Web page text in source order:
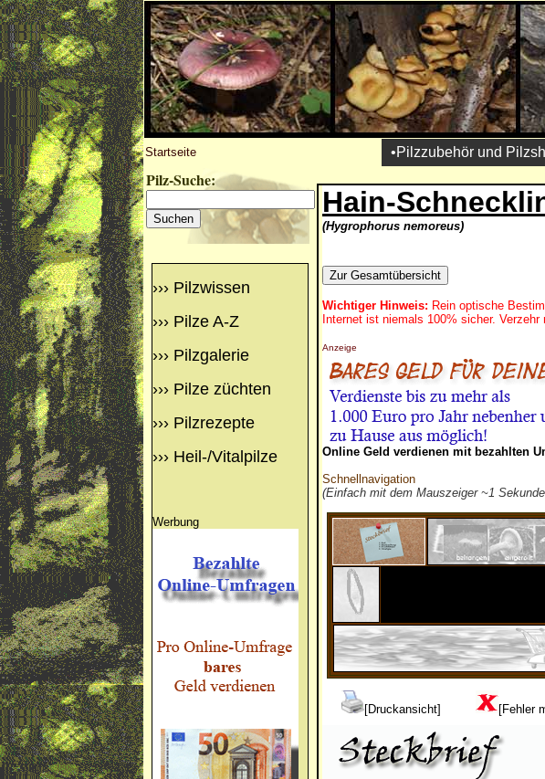
Startseite •Pilzzubehör und
Pilz-Suche:
››› Pilzwissen
››› Pilze A-Z
››› Pilzgalerie
››› Pilze züchten
››› Pilzrezepte
››› Heil-/Vitalpilze
Werbung
Hain-
(Hygrophorus nemoreus)
Wichtiger Hinweis: Rein optische
Internet ist niemals 100% sicher.
Anzeige
Online Geld verdienen mit bezahlten
Schnellnavigation
(Einfach mit dem Mauszeiger ~1
[Druckansicht] [Fehler